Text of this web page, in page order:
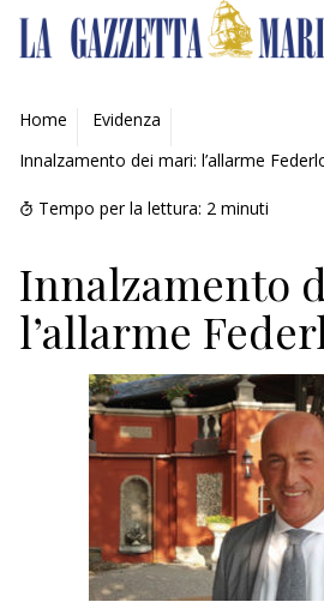
AMBIENTE
MOBILITÀ
INDUSTRIA
RICERCA
ECONOMIA
TURISMO
CULTURA
NAUTICA
EDITORIALI
Home
Evidenza
Innalzamento dei mari: l’allarme
Tempo per la lettura: 2 minuti
Innalzamento
l’allarme